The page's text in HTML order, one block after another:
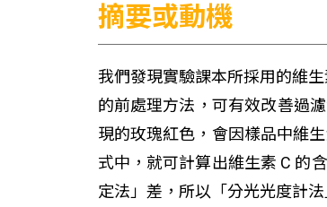
摘要或動機
我們發現實驗課本所採用的維
的前處理方法，可有效改善過
現的玫瑰紅色，會因樣品中維
式中，就可計算出維生素 C 的
定法」差，所以「分光光度計